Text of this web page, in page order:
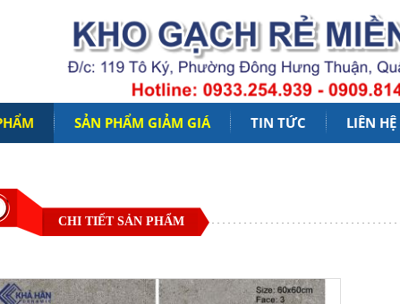
SẢN PHẨM GIẢM GIÁ TIN TỨC LIÊN HỆ
CHI TIẾT SẢN PHẨM